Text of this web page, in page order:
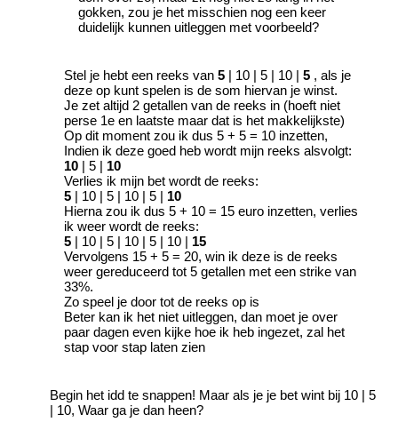
gokken, zou je het misschien nog een keer
duidelijk kunnen uitleggen met voorbeeld?
Stel je hebt een reeks van 5 | 10 | 5 | 10 | 5 , als je
deze op kunt spelen is de som hiervan je winst.
Je zet altijd 2 getallen van de reeks in (hoeft niet
perse 1e en laatste maar dat is het makkelijkste)
Op dit moment zou ik dus 5 + 5 = 10 inzetten,
Indien ik deze goed heb wordt mijn reeks alsvolgt:
10 | 5 | 10
Verlies ik mijn bet wordt de reeks:
5 | 10 | 5 | 10 | 5 | 10
Hierna zou ik dus 5 + 10 = 15 euro inzetten, verlies
ik weer wordt de reeks:
5 | 10 | 5 | 10 | 5 | 10 | 15
Vervolgens 15 + 5 = 20, win ik deze is de reeks
weer gereduceerd tot 5 getallen met een strike van
33%.
Zo speel je door tot de reeks op is
Beter kan ik het niet uitleggen, dan moet je over
paar dagen even kijke hoe ik heb ingezet, zal het
stap voor stap laten zien
Begin het idd te snappen! Maar als je je bet wint bij 10 | 5
| 10, Waar ga je dan heen?